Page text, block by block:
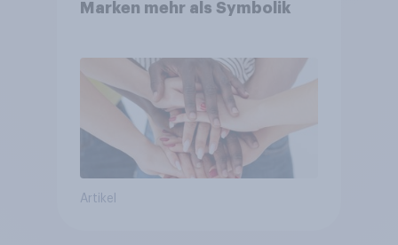
Marken mehr als Symbolik
Artikel